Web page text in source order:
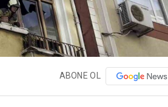
ABONE OL